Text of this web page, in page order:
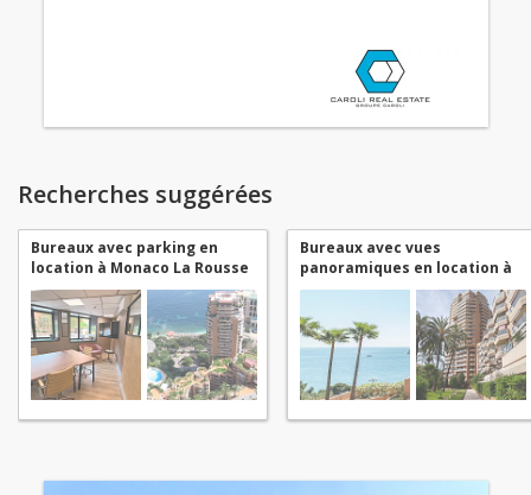
Recherches suggérées
Bureaux avec parking en
location à Monaco La Rousse
- Saint Roman
Bureaux avec vues
panoramiques en location à
Monaco La Rousse - Saint